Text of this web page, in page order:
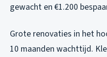
gewacht en €1.200
Grote renovaties in het
10 maanden wachttijd.